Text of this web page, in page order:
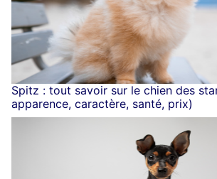
Spitz : tout savoir sur le chien des
apparence, caractère, santé, prix)